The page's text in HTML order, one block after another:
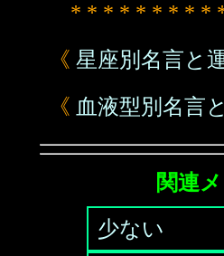
* * * * * * * * *
《 星座別名言と
《 血液型別名言
関連
少ない